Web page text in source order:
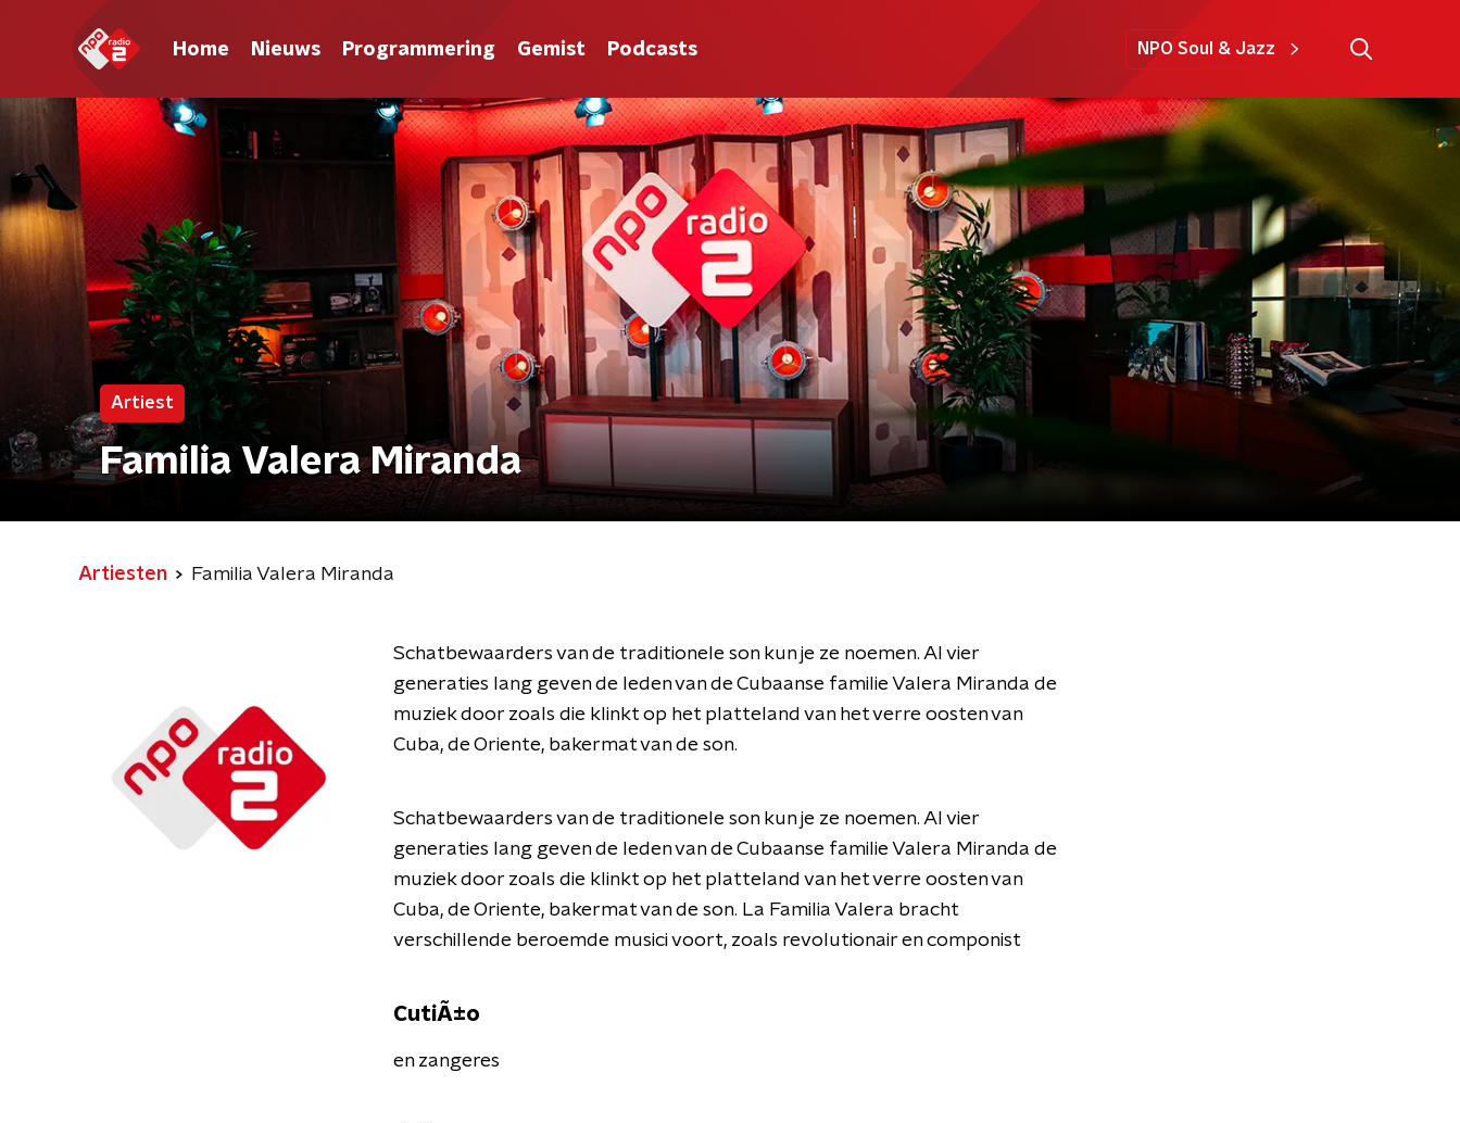
Home Nieuws Programmering Gemist Podcasts NPO Soul & Jazz
Artiest
Familia Valera Miranda
Artiesten Familia Valera Miranda
Schatbewaarders van de traditionele son kun je ze noemen. Al vier
generaties lang geven de leden van de Cubaanse familie Valera Miranda de
muziek door zoals die klinkt op het platteland van het verre oosten van
Cuba, de Oriente, bakermat van de son.
Schatbewaarders van de traditionele son kun je ze noemen. Al vier
generaties lang geven de leden van de Cubaanse familie Valera Miranda de
muziek door zoals die klinkt op het platteland van het verre oosten van
Cuba, de Oriente, bakermat van de son. La Familia Valera bracht
verschillende beroemde musici voort, zoals revolutionair en componist
CutiÃ±o
en zangeres